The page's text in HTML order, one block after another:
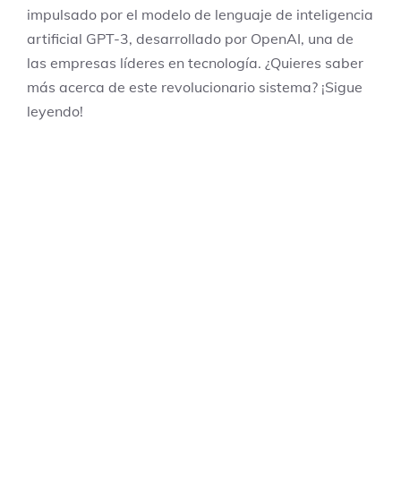
impulsado por el modelo de lenguaje de inteligencia
artificial GPT-3, desarrollado por OpenAI, una de
las empresas líderes en tecnología. ¿Quieres saber
más acerca de este revolucionario sistema? ¡Sigue
leyendo!